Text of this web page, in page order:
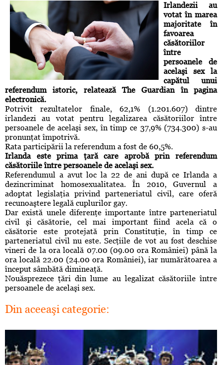
Irlandezii au
votat în marea
majoritate în
favoarea
căsătoriilor
între
persoanele de
acelaşi sex la
capătul unui
referendum istoric, relatează The Guardian în pagina
electronică.
Potrivit rezultatelor finale, 62,1% (1.201.607) dintre
irlandezi au votat pentru legalizarea căsătoriilor între
persoanele de acelaşi sex, în timp ce 37,9% (734.300) s-au
pronunţat împotrivă.
Rata participării la referendum a fost de 60,5%.
Irlanda este prima ţară care aprobă prin referendum
căsătoriile între persoanele de acelaşi sex.
Referendumul a avut loc la 22 de ani după ce Irlanda a
dezincriminat homosexualitatea. În 2010, Guvernul a
adoptat legislaţia privind parteneriatul civil, care oferă
recunoaştere legală cuplurilor gay.
Dar există unele diferenţe importante între parteneriatul
civil şi căsătorie, cel mai important fiind acela că o
căsătorie este protejată prin Constituţie, în timp ce
parteneriatul civil nu este. Secţiile de vot au fost deschise
vineri de la ora locală 07.00 (09.00 ora României) până la
ora locală 22.00 (24.00 ora României), iar numărătoarea a
început sâmbătă dimineaţă.
Nouăsprezece ţări din lume au legalizat căsătoriile între
persoanele de acelaşi sex.
Din aceeaşi categorie: